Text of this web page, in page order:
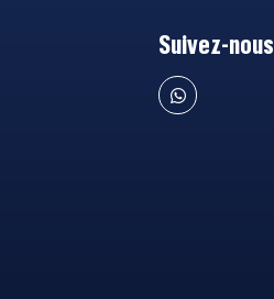
Suivez-nous